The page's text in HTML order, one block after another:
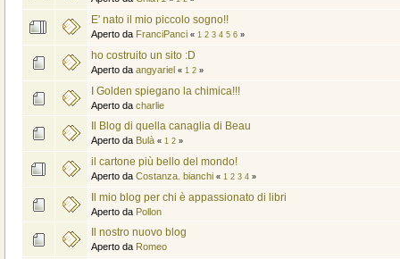
E' nato il mio piccolo sogno!!
Aperto da FranciPanci « 1 2 3 4 5 6»
ho costruito un sito :D
Aperto da angyariel « 1 2»
I Golden spiegano la chimica!!!
Aperto da charlie
Il Blog di quella canaglia di Beau
Aperto da Bulà « 1 2»
il cartone più bello del mondo!
Aperto da Costanza. bianchi « 1 2 3 4»
Il mio blog per chi è appassionato di libri
Aperto da Pollon
Il nostro nuovo blog
Aperto da Romeo